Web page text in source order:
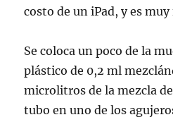
costo de un iPad, y es
Se coloca un poco de la
plástico de 0,2 ml
microlitros de la mezcla de
tubo en uno de los